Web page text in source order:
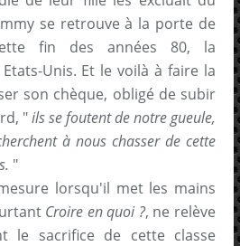
se retrouve à la porte de
fin des années 80, la
Unis. Et le voilà à faire la
son chèque, obligé de subir
"ils se foutent de notre gueule,
à nous chasser de cette
"
lorsqu'il met les mains
Croire en quoi ?, ne relève
le sacrifice de cette classe